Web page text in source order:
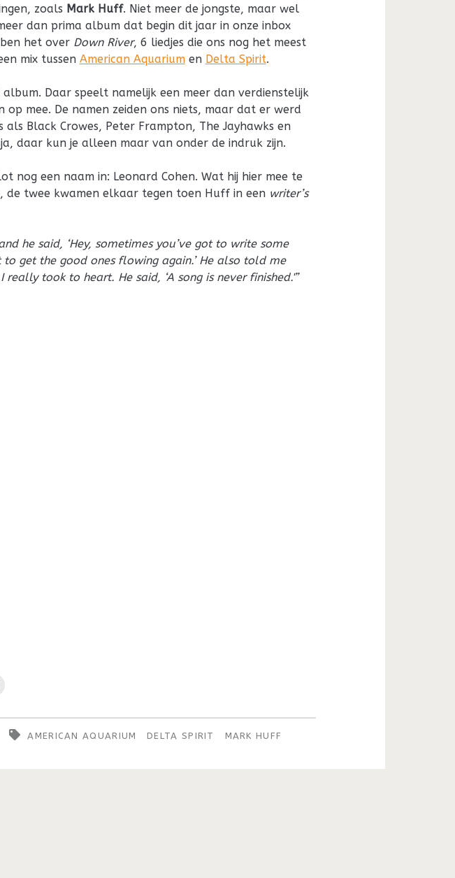
zoals Mark Huff. Niet meer de jongste, maar wel
dan prima album dat begin dit jaar in onze inbox
het over Down River, 6 liedjes die ons nog het meest
mix tussen American Aquariumen Delta Spirit.
Daar speelt namelijk een meer dan verdienstelijk
op mee. De namen zeiden ons niets, maar dat er werd
als Black Crowes, Peter Frampton, The Jayhawks en
daar kun je alleen maar van onder de indruk zijn.
nog een naam in: Leonard Cohen. Wat hij hier mee te
de twee kwamen elkaar tegen toen Huff in een writer’s
he said, ‘Hey, sometimes you’ve got to write some
to get the good ones flowing again.’ He also told me
really took to heart. He said, ‘A song is never finished.'”
AMERICAN AQUARIUM DELTA SPIRIT MARK HUFF